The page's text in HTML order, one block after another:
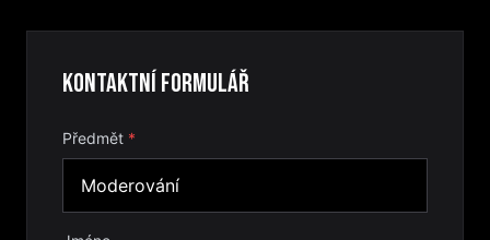
Kontaktní formulář
Předmět *